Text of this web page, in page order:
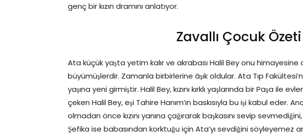
genç bir kızın dramını anlatıyor.
Zavallı Çocuk Özeti
Ata küçük yaşta yetim kalır ve akrabası Halil Bey onu himayesine
büyümüşlerdir. Zamanla birbirlerine âşık oldular. Ata Tıp
yaşına yeni girmiştir. Halil Bey, kızını kırklı yaşlarında bir Paşa ile
çeken Halil Bey, eşi Tahire Hanım’ın baskısıyla bu işi kabul eder.
olmadan önce kızını yanına çağırarak başkasını sevip sevmediğini,
Şefika ise babasından korktuğu için Ata’yı sevdiğini söyleyemez